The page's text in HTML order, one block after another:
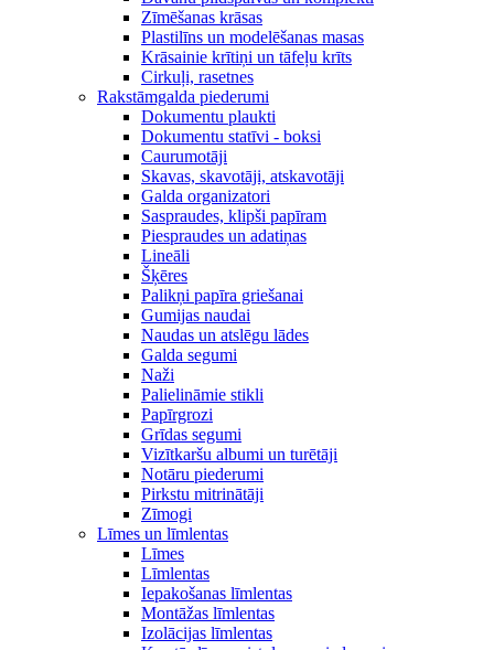
Zīmēšanas krāsas
Plastilīns un modelēšanas masas
Krāsainie krītiņi un tāfeļu krīts
Cirkuļi, rasetnes
Rakstāmgalda piederumi
Dokumentu plaukti
Dokumentu statīvi - boksi
Caurumotāji
Skavas, skavotāji, atskavotāji
Galda organizatori
Saspraudes, klipši papīram
Piespraudes un adatiņas
Lineāli
Šķēres
Palikņi papīra griešanai
Gumijas naudai
Naudas un atslēgu lādes
Galda segumi
Naži
Palielināmie stikli
Papīrgrozi
Grīdas segumi
Vizītkaršu albumi un turētāji
Notāru piederumi
Pirkstu mitrinātāji
Zīmogi
Līmes un līmlentas
Līmes
Līmlentas
Iepakošanas līmlentas
Montāžas līmlentas
Izolācijas līmlentas